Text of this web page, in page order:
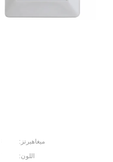
ميغاهيرتز:
اللون: